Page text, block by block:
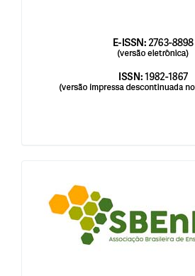
blocologosbenbio